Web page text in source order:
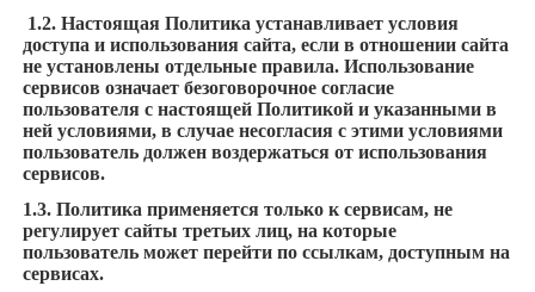
1.2. Настоящая Политика устанавливает условия
доступа и использования сайта, если в отношении сайта
не установлены отдельные правила. Использование
сервисов означает безоговорочное согласие
пользователя с настоящей Политикой и указанными в
ней условиями, в случае несогласия с этими условиями
пользователь должен воздержаться от использования
сервисов.
1.3. Политика применяется только к сервисам, не
регулирует сайты третьих лиц, на которые
пользователь может перейти по ссылкам, доступным на
сервисах.